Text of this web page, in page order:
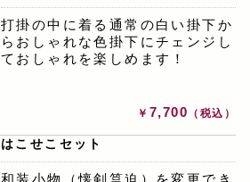
打掛の中に着る通常の白い掛下か
らおしゃれな色掛下にチェンジし
ておしゃれを楽しめます！
￥ 7,700 （税込）
はこせこセット
和装小物（懐剣筥迫）を変更でき